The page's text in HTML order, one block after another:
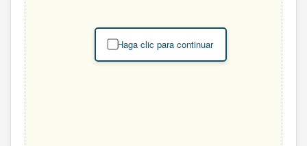
Haga clic para continuar